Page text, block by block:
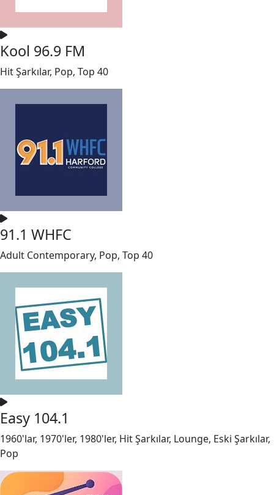
Kool 96.9 FM
Hit Şarkılar, Pop, Top 40
91.1 WHFC
Adult Contemporary, Pop, Top 40
Easy 104.1
1960'lar, 1970'ler, 1980'ler, Hit Şarkılar, Lounge, Eski Şarkılar,
Pop